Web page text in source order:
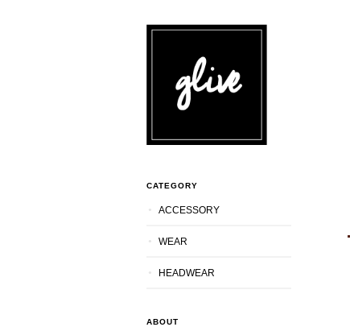
CATEGORY
ACCESSORY
WEAR
HEADWEAR
ABOUT